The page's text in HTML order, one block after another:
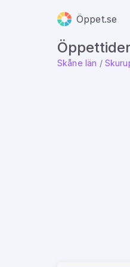
Öppet.se
Skåne län /